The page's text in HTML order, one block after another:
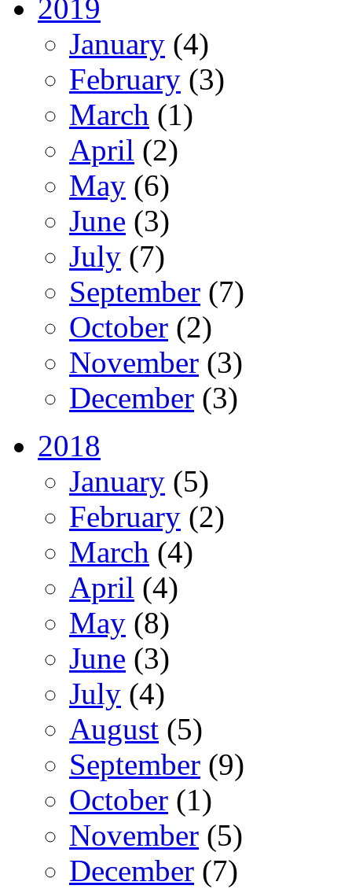
2019
January (4)
February (3)
March (1)
April (2)
May (6)
June (3)
July (7)
September (7)
October (2)
November (3)
December (3)
2018
January (5)
February (2)
March (4)
April (4)
May (8)
June (3)
July (4)
August (5)
September (9)
October (1)
November (5)
December (7)